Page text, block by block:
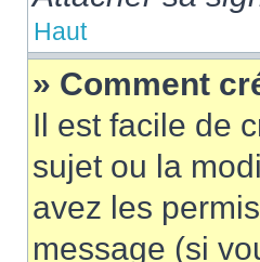
Haut
» Comment
Il est facile de
sujet ou la
avez les
message (si